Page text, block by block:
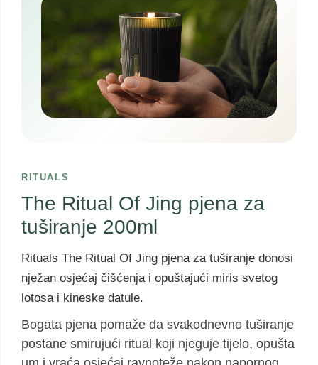
RITUALS
The Ritual Of Jing pjena za
tuširanje 200ml
Rituals The Ritual Of Jing pjena za tuširanje donosi
nježan osjećaj čišćenja i opuštajući miris svetog
lotosa i kineske datule.
Bogata pjena pomaže da svakodnevno tuširanje
postane smirujući ritual koji njeguje tijelo, opušta